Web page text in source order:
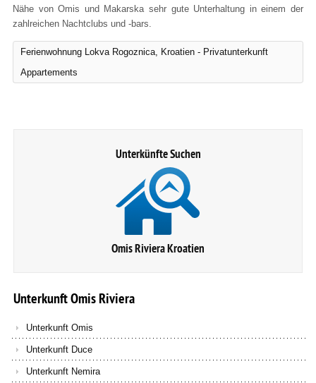
Nähe von Omis und Makarska sehr gute Unterhaltung in einem der
zahlreichen Nachtclubs und -bars.
Ferienwohnung Lokva Rogoznica, Kroatien - Privatunterkunft
Appartements
Unterkünfte Suchen
Omis Riviera Kroatien
UnterkunftOmisRiviera
Unterkunft Omis
Unterkunft Duce
Unterkunft Nemira